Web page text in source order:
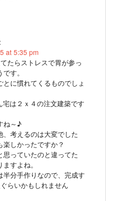
at 5:35 pm
たらストレスで胃が参っ
す。
とに慣れてくるものでしょ
宅は２ｘ４の注文建築です
ね～♪
、考えるのは大変でした
楽しかったですか？
思っていたのと違ってた
すよね。
半分手作りなので、完成す
らいかもしれません